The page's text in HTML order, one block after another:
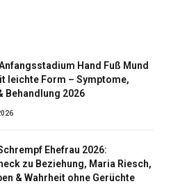
Hand Fuß Mund
leichte Form – Symptome,
Behandlung 2026
Ehefrau 2026:
zu Beziehung, Maria Riesch,
& Wahrheit ohne Gerüchte